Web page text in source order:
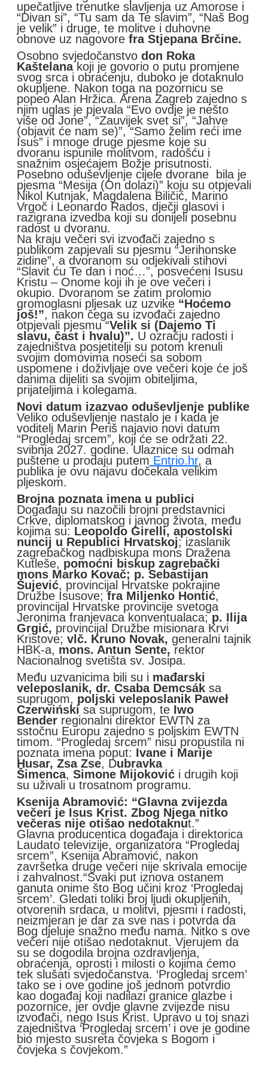
upečatljive trenutke slavljenja uz Amorose i
“Divan si”, “Tu sam da Te slavim”, “Naš Bog
je velik” i druge, te molitve i duhovne
obnove uz nagovore fra Stjepana Brčine.
Osobno svjedočanstvo don Roka
Kaštelanakoji je govorio o putu promjene
svog srca i obraćenju, duboko je dotaknulo
okupljene. Nakon toga na pozornicu se
popeo Alan Hržica. Arena Zagreb zajedno s
njim uglas je pjevala “Evo ovdje je nešto
više od Jone”, “Zauvijek svet si”, “Jahve
(objavit će nam se)”, “Samo želim reći ime
Isus” i mnoge druge pjesme koje su
dvoranu ispunile molitvom, radošću i
snažnim osjećajem Božje prisutnosti.
Posebno oduševljenje cijele dvorane bila je
pjesma “Mesija (On dolazi)” koju su otpjevali
Nikol Kutnjak, Magdalena Biličić, Marino
Vrgoč i Leonardo Rados, dječji glasovi i
razigrana izvedba koji su donijeli posebnu
radost u dvoranu.
Na kraju večeri svi izvođači zajedno s
publikom zapjevali su pjesmu “Jerihonske
zidine”, a dvoranom su odjekivali stihovi
“Slavit ću Te dan i noć…”, posvećeni Isusu
Kristu – Onome koji ih je ove večeri i
okupio. Dvoranom se zatim prolomio
gromoglasni pljesak uz uzvike “Hoćemo
još!”, nakon čega su izvođači zajedno
otpjevali pjesmu “Velik si (Dajemo Ti
slavu, čast i hvalu)”. U ozračju radosti i
zajedništva posjetitelji su potom krenuli
svojim domovima noseći sa sobom
uspomene i doživljaje ove večeri koje će još
danima dijeliti sa svojim obiteljima,
prijateljima i kolegama.
Novi datum izazvao oduševljenje publike
Veliko oduševljenje nastalo je i kada je
voditelj Marin Periš najavio novi datum
“Progledaj srcem”, koji će se održati 22.
svibnja 2027. godine. Ulaznice su odmah
puštene u prodaju putem Entrio.hr, a
publika je ovu najavu dočekala velikim
pljeskom.
Brojna poznata imena u publici
Događaju su nazočili brojni predstavnici
Crkve, diplomatskog i javnog života, među
kojima su: Leopoldo Girelli, apostolski
nuncij u Republici Hrvatskoj; izaslanik
zagrebačkog nadbiskupa mons Dražena
Kutleše, pomoćni biskup zagrebački
mons Marko Kovač; p. Sebastijan
Šujević, provincijal Hrvatske pokrajine
Družbe Isusove;fra Miljenko Hontić,
provincijal Hrvatske provincije svetoga
Jeronima franjevaca konventualaca;p. Ilija
Grgić, provincijal Družbe misionara Krvi
Kristove; vlč. Kruno Novak, generalni tajnik
HBK-a, mons. Antun Sente, rektor
Nacionalnog svetišta sv. Josipa.
Među uzvanicima bili su i mađarski
veleposlanik, dr. Csaba Demcsák sa
suprugom, poljski veleposlanik Paweł
Czerwińskisa suprugom, te Iwo
Bender regionalni direktor EWTN za
sstočnu Europu zajedno s poljskim EWTN
timom. “Progledaj srcem” nisu propustila ni
poznata imena poput: Ivane i Marije
Husar, Zsa Zse, Dubravka
Šimenca, Simone Mijoković i drugih koji
su uživali u trosatnom programu.
Ksenija Abramović: “Glavna zvijezda
večeri je Isus Krist. Zbog Njega nitko
večeras nije otišao nedotaknut.”
Glavna producentica događaja i direktorica
Laudato televizije, organizatora “Progledaj
srcem”, Ksenija Abramović, nakon
završetka druge večeri nije skrivala emocije
i zahvalnost.“Svaki put iznova ostanem
ganuta onime što Bog učini kroz ‘Progledaj
srcem’. Gledati toliki broj ljudi okupljenih,
otvorenih srdaca, u molitvi, pjesmi i radosti,
neizmjeran je dar za sve nas i potvrda da
Bog djeluje snažno među nama. Nitko s ove
večeri nije otišao nedotaknut. Vjerujem da
su se dogodila brojna ozdravljenja,
obraćenja, oprosti i milosti o kojima ćemo
tek slušati svjedočanstva. ‘Progledaj srcem’
tako se i ove godine još jednom potvrdio
kao događaj koji nadilazi granice glazbe i
pozornice, jer ovdje glavne zvijezde nisu
izvođači, nego Isus Krist. Upravo u toj snazi
zajedništva ‘Progledaj srcem’ i ove je godine
bio mjesto susreta čovjeka s Bogom i
čovjeka s čovjekom.”